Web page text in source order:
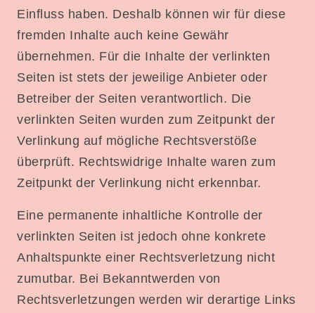
Einfluss haben. Deshalb können wir für diese
fremden Inhalte auch keine Gewähr
übernehmen. Für die Inhalte der verlinkten
Seiten ist stets der jeweilige Anbieter oder
Betreiber der Seiten verantwortlich. Die
verlinkten Seiten wurden zum Zeitpunkt der
Verlinkung auf mögliche Rechtsverstöße
überprüft. Rechtswidrige Inhalte waren zum
Zeitpunkt der Verlinkung nicht erkennbar.
Eine permanente inhaltliche Kontrolle der
verlinkten Seiten ist jedoch ohne konkrete
Anhaltspunkte einer Rechtsverletzung nicht
zumutbar. Bei Bekanntwerden von
Rechtsverletzungen werden wir derartige Links